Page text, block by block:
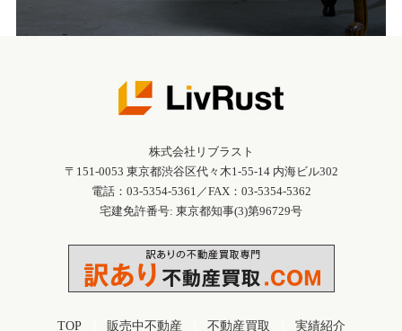
株式会社リブラスト
〒151-0053 東京都渋谷区代々木1-55-14 内海ビル302
電話：03-5354-5361／FAX：03-5354-5362
宅建免許番号: 東京都知事(3)第96729号
TOP 販売中不動産 不動産買取 実績紹介